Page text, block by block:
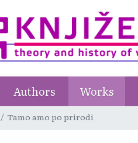
Authors Works
Tamo amo po prirodi